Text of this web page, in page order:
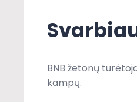
BNB žetonų
kampų.